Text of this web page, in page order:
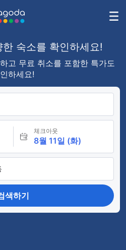
숙소를 확인하세요!
고 무료 취소를 포함한 특가도
하세요!
체크아웃
8월 11일 (화)
색하기